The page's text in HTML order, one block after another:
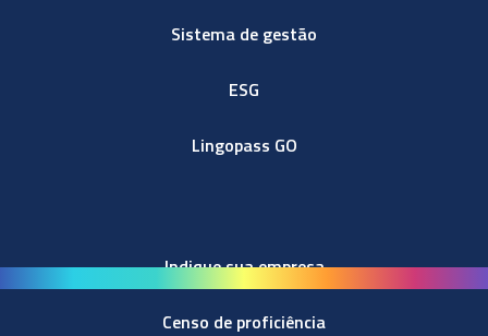
Sistema de gestão
ESG
Lingopass GO
Indique sua empresa
Censo de proficiência